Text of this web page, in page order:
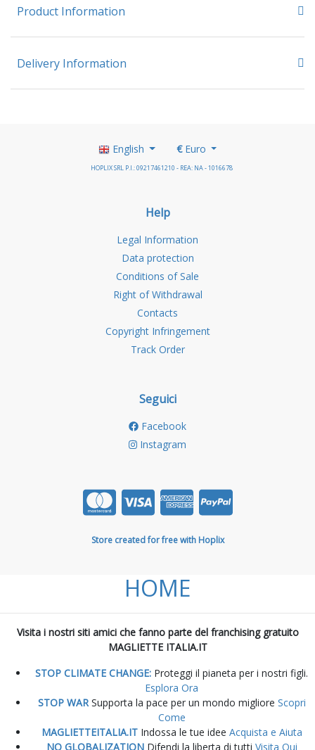
Product Information
Delivery Information
English €Euro
HOPLIX SRL P.I.: 09217461210 - REA: NA - 1016678
Help
Legal Information
Data protection
Conditions of Sale
Right of Withdrawal
Contacts
Copyright Infringement
Track Order
Seguici
Facebook
Instagram
Store created for free with Hoplix
HOME
Visita i nostri siti amici che fanno parte del franchising gratuito
MAGLIETTE ITALIA.IT
STOP CLIMATE CHANGE: Proteggi il pianeta per i nostri figli.
Esplora Ora
STOP WARSupporta la pace per un mondo migliore Scopri
Come
MAGLIETTEITALIA.ITIndossa le tue idee Acquista e Aiuta
NO GLOBALIZATION Difendi la liberta di tutti Visita Qui